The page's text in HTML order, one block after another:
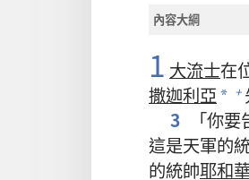
內容大綱
1 大流士在
撒迦利亞 * +
3
「你
這是天軍的
的統帥耶和